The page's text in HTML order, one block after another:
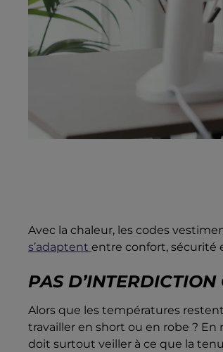
Avec la chaleur, les codes
s’adaptent entre confort, sécurité
PAS
Alors que les températures
travailler en short ou en robe ?
doit surtout veiller à ce que la